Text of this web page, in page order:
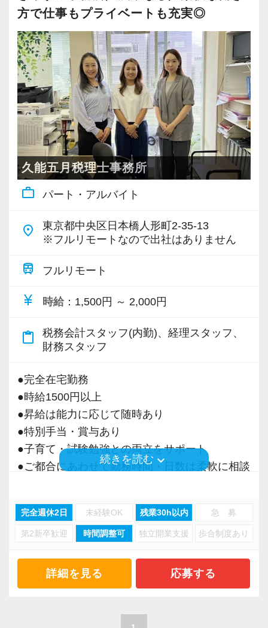
・半年～1年の調整も可能
まずはカジュアル面談からでも歓迎です
「応募する」からお気軽にご連絡ください。
＜幅広い経験・成長環境＞
・9割が紹介の安定基盤
・一般企業～医療・学校法人まで対応
・個人～大企業まで幅広く経験可能
・税務顧問＋資産税に関与
・相続／事業承継／M&Aにも対応
＜成長中の税理士法人＞
・全国14拠点で事業展開
・従業員240名以上に拡大
・会計・税務・財務・労務まで対応
・書籍購入費／研修費は全額会社負担
・資格取得を目指す社員が多数
＜募集の背景＞
・事業拡大に伴う増員募集
・組織力強化に向けた採用
・将来の中核人材を募集
＜先輩スタッフの声＞
Q. 当事務所を選んだ理由は？
A. 幅広い業務を経験できる点に魅力を感じ、入
Q. 実際に働いてみてどうですか？
A. さまざまな業務を任せてもらえるので、以前
より成長スピードが上がったと感じています。
Q. 職場の雰囲気は？
場だと感じています。
方で仕事もプライベートも充実◎
久能五月税理士事務所
work_outline パート・アルバイト
place
東京都中央区日本橋人形町2-35-13
※フルリモートなので出社はありません
train フルリモート
currency_yen 時給 ：1,500円 ～ 2,000円
content_paste
税務会計スタッフ(内勤)、経理スタッフ、
財務スタッフ
●完全在宅勤務
●時給1500円以上
●昇給は能力に応じて随時あり
●特別手当・賞与あり
●子育て・試験勉強との両立をサポート
●ご都合にあわせて勤務時間・日数は柔軟に相談
当事務所は、創業期や成長期の企業を中心に支
現代では電子化が進んでいることから人も会社
も生産性が求められており、当事務所でもDXを
職員一人ひとりの力がそのまま事業運営に直結
続きを読む keyboard_arrow_down
完全週休2日 未経験OK 残業30h以内 急 募
第2新卒歓迎 時間調整可 独立開業支援 歩合制度あり
詳細を見る 応募する